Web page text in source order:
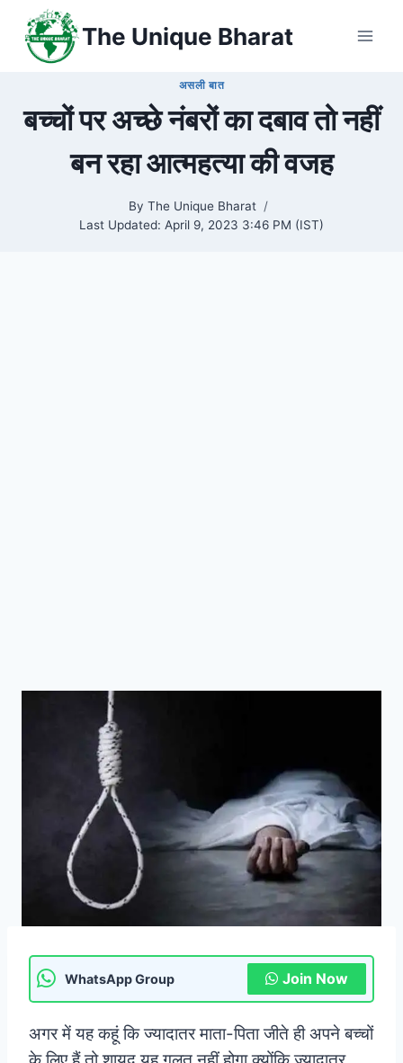
content
The Unique Bharat
असली बात
बच्चों पर अच्छे नंबरों का दबाव तो नहीं
बन रहा आत्महत्या की वजह
By The Unique Bharat
Last Updated: April 9, 2023 3:46 PM (IST)
WhatsApp Group Join Now
अगर में यह कहूं कि ज्यादातर माता-पिता जीते ही अपने बच्चों